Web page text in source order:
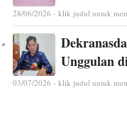
28/06/2026 - klik judul untuk
Unggulan
03/07/2026 - klik judul untuk